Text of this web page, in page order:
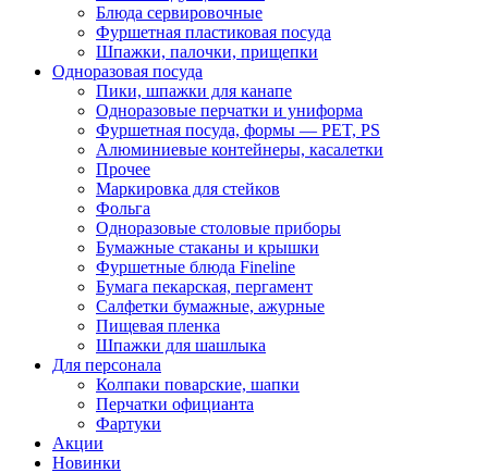
Блюда сервировочные
Фуршетная пластиковая посуда
Шпажки, палочки, прищепки
Одноразовая посуда
Пики, шпажки для канапе
Одноразовые перчатки и униформа
Фуршетная посуда, формы — PET, PS
Алюминиевые контейнеры, касалетки
Прочее
Маркировка для стейков
Фольга
Одноразовые столовые приборы
Бумажные стаканы и крышки
Фуршетные блюда Fineline
Бумага пекарская, пергамент
Салфетки бумажные, ажурные
Пищевая пленка
Шпажки для шашлыка
Для персонала
Колпаки поварские, шапки
Перчатки официанта
Фартуки
Акции
Новинки